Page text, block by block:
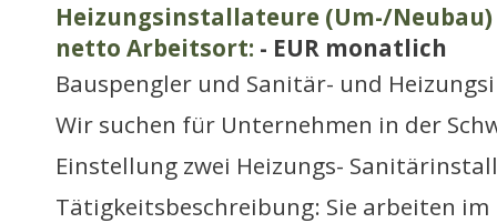
Heizungsinstallateure (Um-/Neubau)
netto Arbeitsort: - EUR monatlich
Bauspengler und Sanitär- und
Wir suchen für Unternehmen in der
Einstellung zwei Heizungs-
Tätigkeitsbeschreibung: Sie arbeiten im